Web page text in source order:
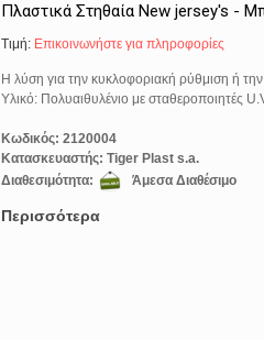
Πλαστικά Στηθαία New jersey's -
Τιμή: Eπικοινωνήστε για πληροφορίες
Η λύση για την κυκλοφοριακή ρύθμιση ή
Υλικό: Πολυαιθυλένιο με σταθεροποιητές
Κωδικός:2120004
Κατασκευαστής: Tiger Plast s.a.
Διαθεσιμότητα:
Άμεσα Διαθέσιμο
Περισσότερα